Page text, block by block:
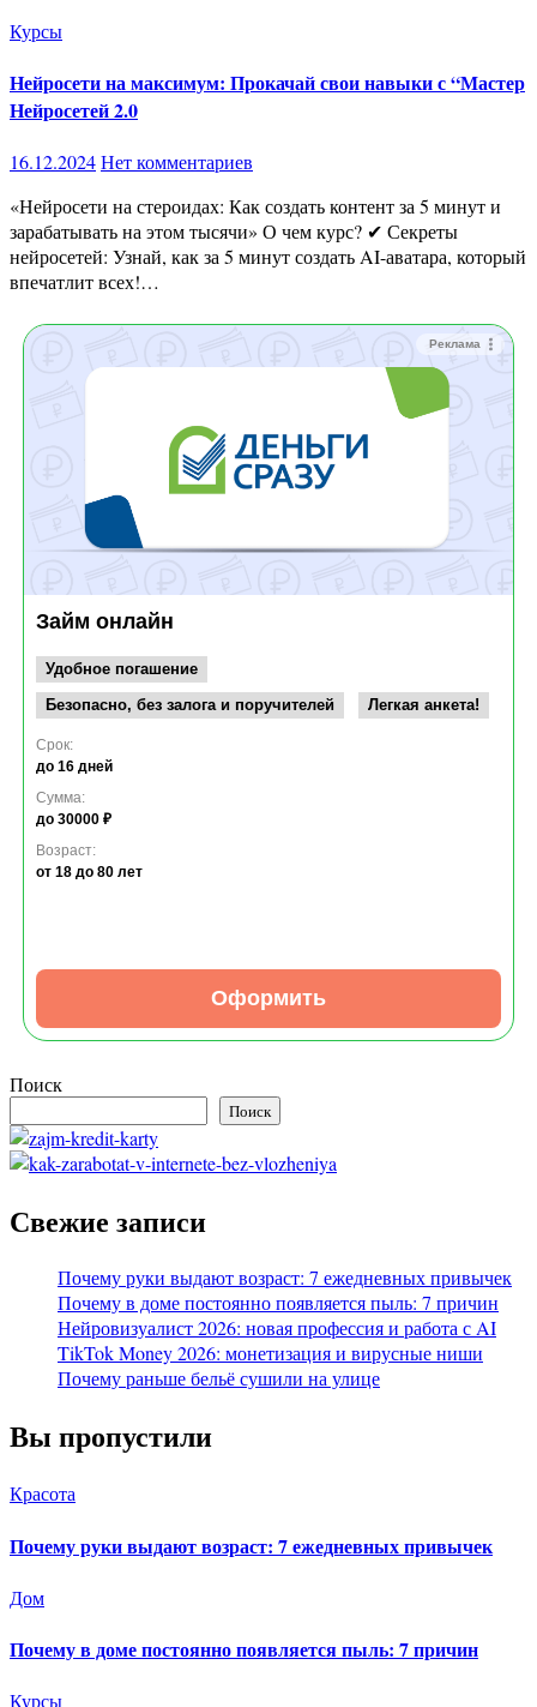
Курсы
Нейросети на максимум: Прокачай свои навыки с “Мастер
Нейросетей 2.0
16.12.2024Нет комментариев
«Нейросети на стероидах: Как создать контент за 5 минут и
зарабатывать на этом тысячи» О чем курс? ✔ Секреты
нейросетей: Узнай, как за 5 минут создать AI-аватара, который
впечатлит всех!…
Реклама
Займ онлайн
Удобное погашение
Безопасно, без залога и поручителей
Легкая анкета!
Срок:
до 16 дней
Сумма:
до 30000 ₽
Возраст:
от 18 до 80 лет
Оформить
Поиск
Поиск
Свежие записи
Почему руки выдают возраст: 7 ежедневных привычек
Почему в доме постоянно появляется пыль: 7 причин
Нейровизуалист 2026: новая профессия и работа с AI
TikTok Money 2026: монетизация и вирусные ниши
Почему раньше бельё сушили на улице
Вы пропустили
Красота
Почему руки выдают возраст: 7 ежедневных привычек
Дом
Почему в доме постоянно появляется пыль: 7 причин
Курсы